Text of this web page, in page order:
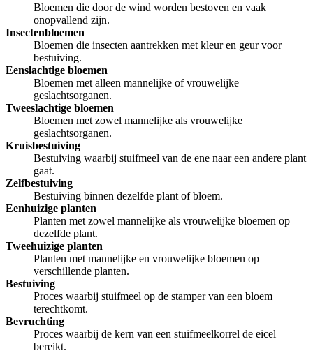
Bloemen die door de wind worden bestoven en vaak
onopvallend zijn.
Insectenbloemen
Bloemen die insecten aantrekken met kleur en geur voor
bestuiving.
Eenslachtige bloemen
Bloemen met alleen mannelijke of vrouwelijke
geslachtsorganen.
Tweeslachtige bloemen
Bloemen met zowel mannelijke als vrouwelijke
geslachtsorganen.
Kruisbestuiving
Bestuiving waarbij stuifmeel van de ene naar een andere plant
gaat.
Zelfbestuiving
Bestuiving binnen dezelfde plant of bloem.
Eenhuizige planten
Planten met zowel mannelijke als vrouwelijke bloemen op
dezelfde plant.
Tweehuizige planten
Planten met mannelijke en vrouwelijke bloemen op
verschillende planten.
Bestuiving
Proces waarbij stuifmeel op de stamper van een bloem
terechtkomt.
Bevruchting
Proces waarbij de kern van een stuifmeelkorrel de eicel
bereikt.